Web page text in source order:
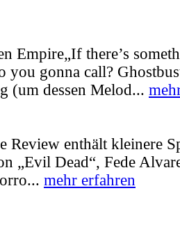
Empire„If there’s
you gonna call?
(um dessen Melod...
Review enthält kleinere
„Evil Dead“, Fede
mehr erfahren